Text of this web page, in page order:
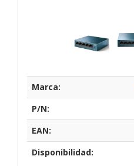
Marca:
P/N:
EAN:
Disponibilidad: